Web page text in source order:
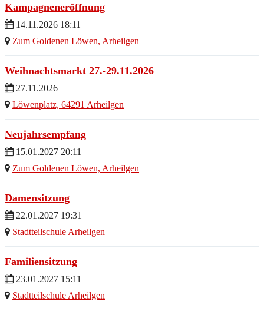
Kampagneneröffnung
14.11.2026 18:11
Zum Goldenen Löwen, Arheilgen
Weihnachtsmarkt 27.-29.11.2026
27.11.2026
Löwenplatz, 64291 Arheilgen
Neujahrsempfang
15.01.2027 20:11
Zum Goldenen Löwen, Arheilgen
Damensitzung
22.01.2027 19:31
Stadtteilschule Arheilgen
Familiensitzung
23.01.2027 15:11
Stadtteilschule Arheilgen